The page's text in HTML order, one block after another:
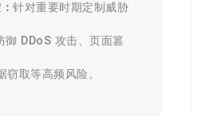
针对重要时期定制威胁
御 DDoS 攻击、页面篡
窃取等高频风险。